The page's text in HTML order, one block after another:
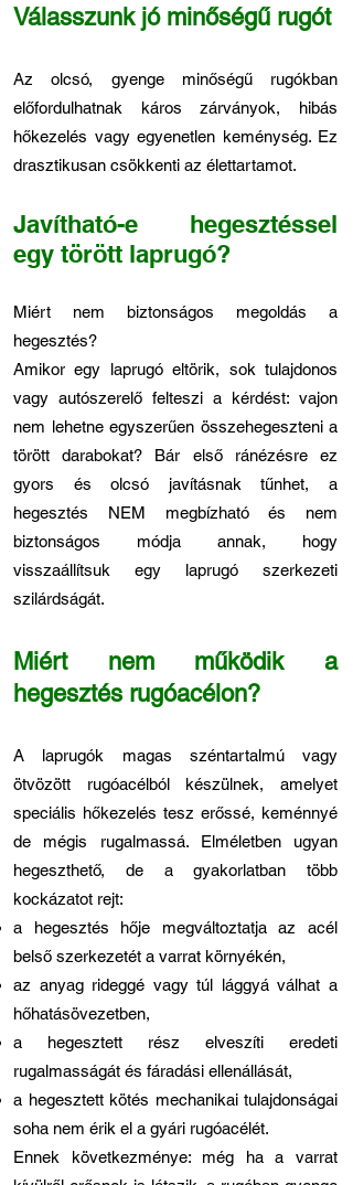
Válasszunk jó minőségű rugót
Az olcsó, gyenge minőségű rugókban
előfordulhatnak káros zárványok, hibás
hőkezelés vagy egyenetlen keménység. Ez
drasztikusan csökkenti az élettartamot.
Javítható-e hegesztéssel
egy törött laprugó?
Miért nem biztonságos megoldás a
hegesztés?
Amikor egy laprugó eltörik, sok tulajdonos
vagy autószerelő felteszi a kérdést: vajon
nem lehetne egyszerűen összehegeszteni a
törött darabokat? Bár első ránézésre ez
gyors és olcsó javításnak tűnhet, a
hegesztés NEM megbízható és nem
biztonságos módja annak, hogy
visszaállítsuk egy laprugó szerkezeti
szilárdságát.
Miért nem működik a
hegesztés rugóacélon?
A laprugók magas széntartalmú vagy
ötvözött rugóacélból készülnek, amelyet
speciális hőkezelés tesz erőssé, keménnyé
de mégis rugalmassá. Elméletben ugyan
hegeszthető, de a gyakorlatban több
kockázatot rejt:
a hegesztés hője megváltoztatja az acél
belső szerkezetét a varrat környékén,
az anyag rideggé vagy túl lággyá válhat a
hőhatásövezetben,
a hegesztett rész elveszíti eredeti
rugalmasságát és fáradási ellenállását,
a hegesztett kötés mechanikai tulajdonságai
soha nem érik el a gyári rugóacélét.
Ennek következménye: még ha a varrat